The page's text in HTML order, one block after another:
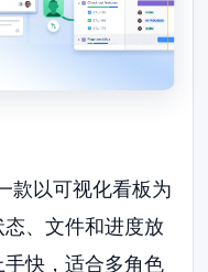
款以可视化看板为
、文件和进度放
快，适合多角色